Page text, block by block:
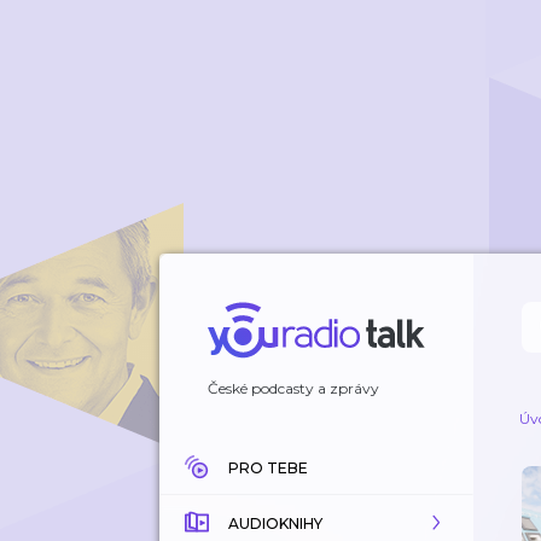
České podcasty a zprávy
PRO TEBE
AUDIOKNIHY